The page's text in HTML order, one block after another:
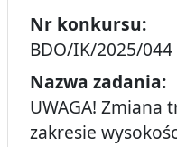
Nr konkursu:
BDO/IK/2025/044
Nazwa zadania:
UWAGA! Zmiana
zakresie